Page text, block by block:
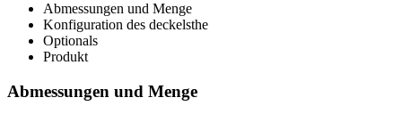
Abmessungen und Menge
Konfiguration des deckelsthe
Optionals
Produkt
Abmessungen und Menge